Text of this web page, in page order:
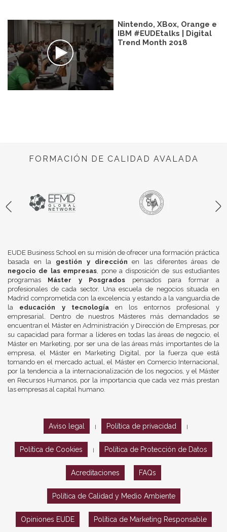
Nintendo, XBox, Orange e
IBM #EUDEtalks | Digital
Trend Month 2018
FORMACIÓN DE CALIDAD AVALADA
EUDE Business School en su misión de ofrecer una formación práctica
basada en la gestión y dirección en las diferentes áreas de
negocio de las empresas, pone a disposición de sus estudiantes
programas Máster y Posgrados pensados para formar a
profesionales de cada sector. Una escuela de negocios situada en
Madrid comprometida con la excelencia y estando a la vanguardia de
la educación y tecnologíaen los entornos profesional y
empresarial. Dentro de nuestros Másteres más demandados se
encuentran el Máster en Administración y Dirección de Empresas, por
su capacidad para formar a líderes en todas las áreas de negocio, el
Máster en Marketing, por ser una de las áreas más importantes de la
empresa, el Máster en Marketing Digital, por la fuerza que está
tomando en el mercado actual, el Máster en Comercio Internacional,
por la tendencia a la internacionalización de los negocios, y el Máster
en Recursos Humanos, por la importancia que cada vez más prestan
las empresas al capital humano.
Aviso legal Política de privacidad
Política de Cookies Política de Protección de Datos
Acreditaciones FAQs
Política de Calidad y Medio Ambiente
Opiniones EUDE Política de Marketing Responsable